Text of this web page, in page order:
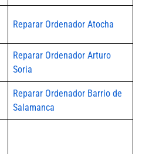
Reparar Ordenador Atocha
Reparar Ordenador Arturo
Soria
Reparar Ordenador Barrio de
Salamanca